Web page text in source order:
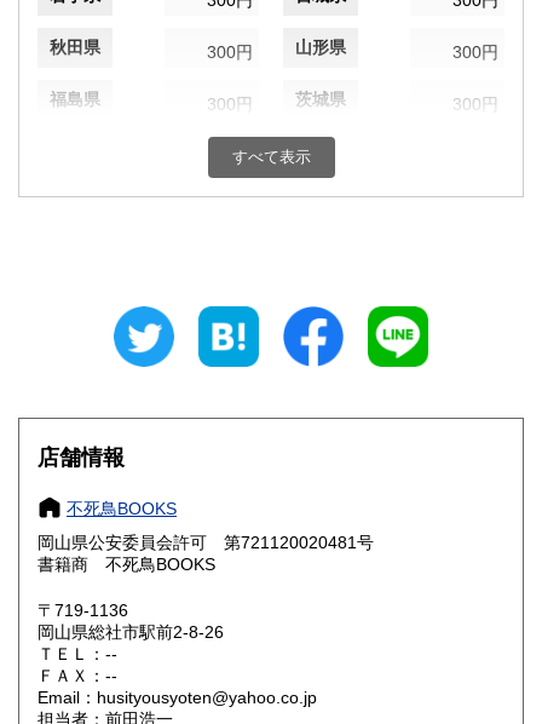
秋田県 300円 山形県 300円
福島県 300円 茨城県 300円
300円 群馬県
埼玉県 千葉県
300円 富山県
300円 福井県
300円 300円
岐阜県
愛知県
滋賀県 300円
大阪府 300円
奈良県
すべて表示
店舗情報
不死鳥BOOKS
岡山県公安委員会許可 第721120020481号
書籍商 不死鳥BOOKS
〒719-1136
岡山県総社市駅前2-8-26
ＴＥＬ：--
ＦＡＸ：--
Email：husityousyoten@yahoo.co.jp
担当者：前田浩一